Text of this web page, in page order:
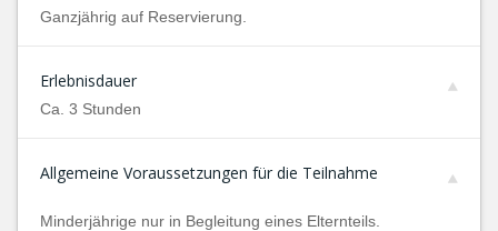
Ganzjährig auf Reservierung.
Erlebnisdauer
Ca. 3 Stunden
Allgemeine Voraussetzungen für die Teilnahme
Minderjährige nur in Begleitung eines Elternteils.